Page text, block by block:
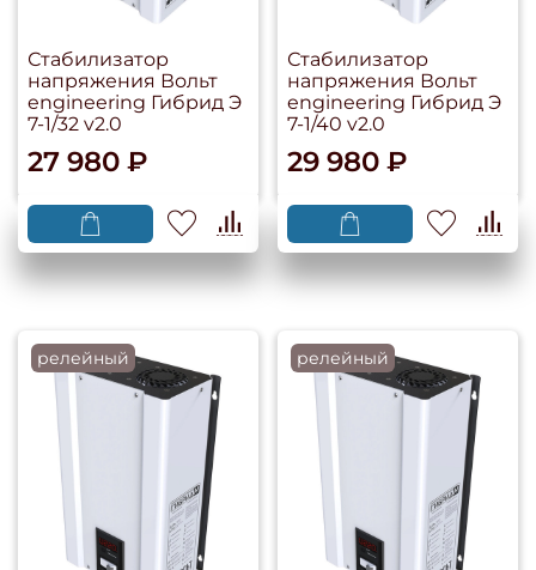
Стабилизатор
напряжения Вольт
engineering Гибрид Э
7-1/32 v2.0
27 980 ₽
Стабилизатор
напряжения Вольт
engineering Гибрид Э
7-1/40 v2.0
29 980 ₽
релейный релейный